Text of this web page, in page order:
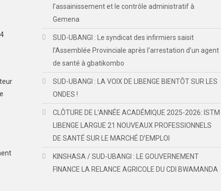
l’assainissement et le contrôle administratif à
Gemena
SUD-UBANGI : Le syndicat des infirmiers saisit
l’Assemblée Provinciale après l’arrestation d’un agent
de santé à gbatikombo
SUD-UBANGI : LA VOIX DE LIBENGE BIENTÔT SUR LES
ONDES !
CLÔTURE DE L’ANNÉE ACADÉMIQUE 2025-2026: ISTM
LIBENGE LARGUE 21 NOUVEAUX PROFESSIONNELS
DE SANTÉ SUR LE MARCHÉ D’EMPLOI
KINSHASA / SUD-UBANGI : LE GOUVERNEMENT
FINANCE LA RELANCE AGRICOLE DU CDI BWAMANDA